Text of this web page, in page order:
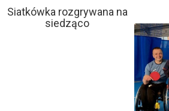
Siatkówka rozgrywana na
siedząco